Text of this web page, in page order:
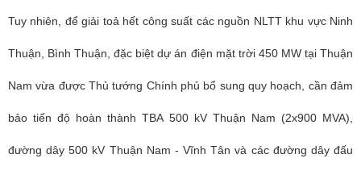
Tuy nhiên, để giải toả hết công suất các nguồn NLTT khu vực Ninh
Thuận, Bình Thuận, đặc biệt dự án điện mặt trời 450 MW tại Thuận
Nam vừa được Thủ tướng Chính phủ bổ sung quy hoạch, cần đảm
bảo tiến độ hoàn thành TBA 500 kV Thuận Nam (2x900 MVA),
đường dây 500 kV Thuận Nam - Vĩnh Tân và các đường dây đấu